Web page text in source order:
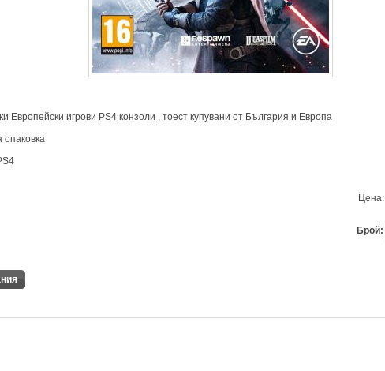
Европейски игрови PS4 конзоли , тоест купувани от България и Европа
опаковка
Цена:
Брой: